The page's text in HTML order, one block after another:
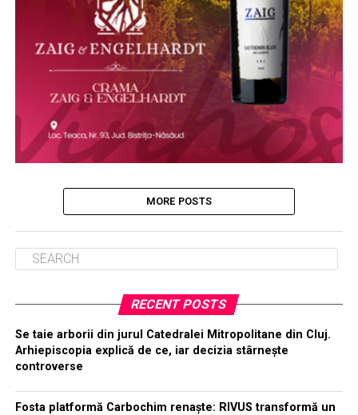
MORE POSTS
RECENT POSTS
Se taie arborii din jurul Catedralei Mitropolitane din Cluj.
Arhiepiscopia explică de ce, iar decizia stârnește
controverse
Fosta platformă Carbochim renaște: RIVUS transformă un